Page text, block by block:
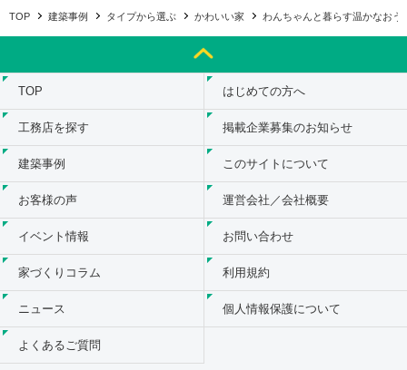
TOP 建築事例 タイプから選ぶ かわいい家 わんちゃんと暮らす温かなおう
TOP
工務店を探す
建築事例
お客様の声
イベント情報
家づくりコラム
ニュース
よくあるご質問
はじめての方へ
掲載企業募集のお知らせ
このサイトについて
運営会社／会社概要
お問い合わせ
利用規約
個人情報保護について